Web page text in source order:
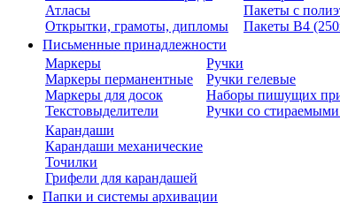
Атласы
Открытки, грамоты, дипломы
Пакеты с
Пакеты В4
Письменные принадлежности
Маркеры
Маркеры перманентные
Маркеры для досок
Текстовыделители
Ручки
Ручки гелевые
Наборы пишущих
Ручки со
Карандаши
Карандаши механические
Точилки
Грифели для карандашей
Папки и системы архивации